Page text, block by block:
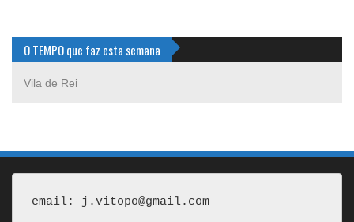
O TEMPO que faz esta semana
Vila de Rei
email: j.vitopo@gmail.com